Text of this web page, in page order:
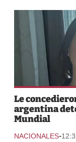
Le
argentina
Mundial
NACIONALES-